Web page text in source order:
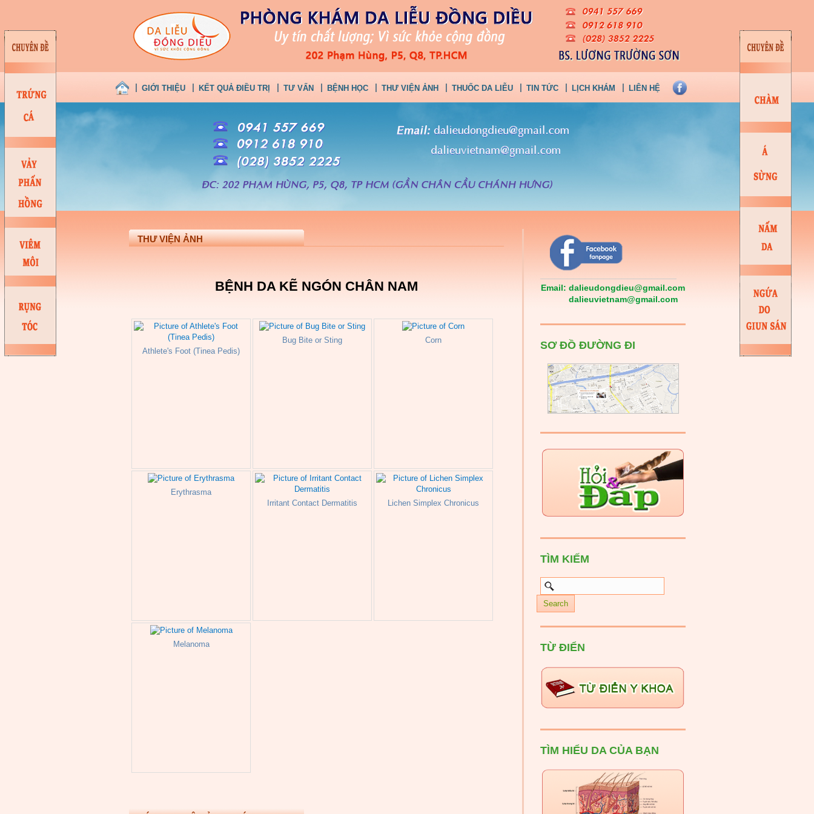
GIỚI THIỆU KẾT QUẢ ĐIỀU TRỊ TƯ VẤN BỆNH HỌC THƯ VIỆN ẢNH THUỐC DA LIỄU TIN TỨC LỊCH KHÁM LIÊN HỆ
THƯ VIỆN ẢNH
BỆNH DA KẼ NGÓN CHÂN NAM
Athlete's Foot (Tinea Pedis)
Bug Bite or Sting Corn
Erythrasma
Irritant Contact Dermatitis
Lichen Simplex Chronicus
Melanoma
Email: dalieudongdieu@gmail.com
dalieuvietnam@gmail.com
SƠ ĐỒ ĐƯỜNG ĐI
TÌM KIẾM
TỪ ĐIỂN
TÌM HIỂU DA CỦA BẠN